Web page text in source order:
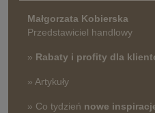
Małgorzata Kobierska
Przedstawiciel handlowy
» Rabaty i profity dla
» Artykuły
» Co tydzień nowe